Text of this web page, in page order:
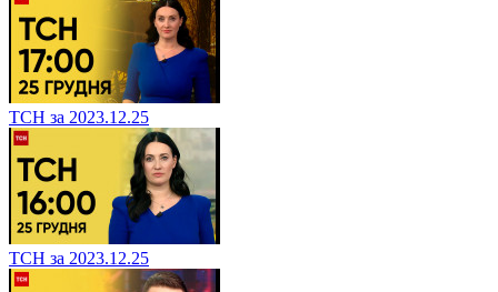
ТСН за 2023.12.25
ТСН за 2023.12.25